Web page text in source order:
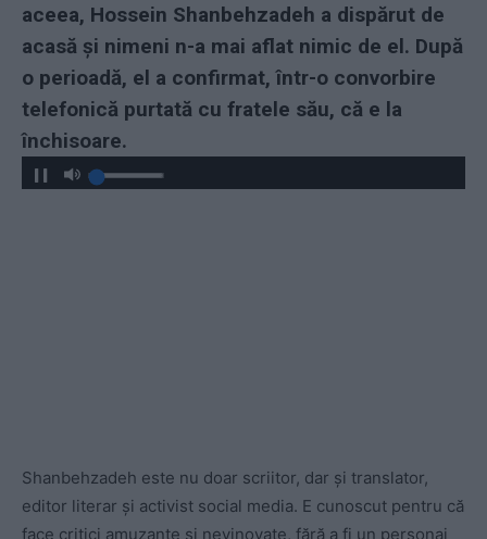
aceea, Hossein Shanbehzadeh a dispărut de
acasă și nimeni n-a mai aflat nimic de el. După
o perioadă, el a confirmat, într-o convorbire
telefonică purtată cu fratele său, că e la
închisoare.
Shanbehzadeh este nu doar scriitor, dar și translator,
editor literar și activist social media. E cunoscut pentru că
face critici amuzante și nevinovate, fără a fi un personaj